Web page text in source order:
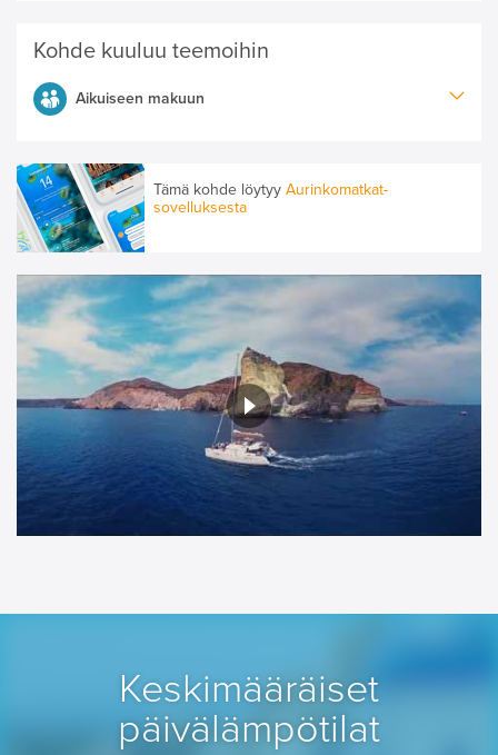
Kohde kuuluu teemoihin
Aikuiseen makuun
Tämä kohde löytyy Aurinkomatkat-
sovelluksesta
Keskimääräiset
päivälämpötilat